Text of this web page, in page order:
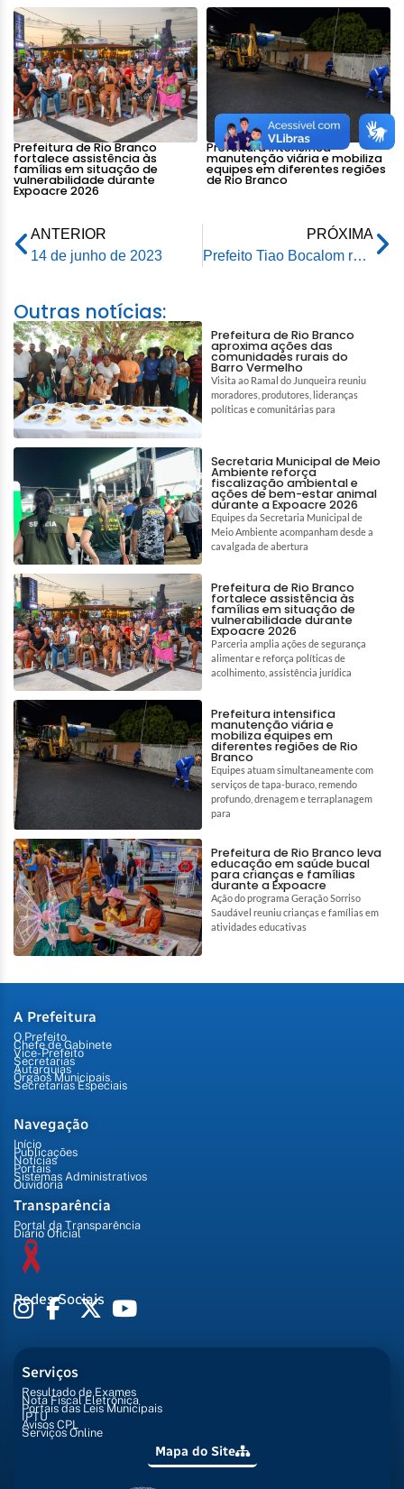
Prefeitura de Rio Branco
fortalece assistência às
famílias em situação de
vulnerabilidade durante
Expoacre 2026
Prefeitura intensifica
manutenção viária e mobiliza
equipes em diferentes regiões
de Rio Branco
ANTERIOR
14 de junho de 2023
PRÓXIMA
Prefeito Tiao Bocalom recebe integrantes do Conselho Municipal de Assistência Social
Outras notícias:
Prefeitura de Rio Branco
aproxima ações das
comunidades rurais do
Barro Vermelho
Visita ao Ramal do Junqueira reuniu
moradores, produtores, lideranças
políticas e comunitárias para
Secretaria Municipal de Meio
Ambiente reforça
fiscalização ambiental e
ações de bem-estar animal
durante a Expoacre 2026
Equipes da Secretaria Municipal de
Meio Ambiente acompanham desde a
cavalgada de abertura
Prefeitura de Rio Branco
fortalece assistência às
famílias em situação de
vulnerabilidade durante
Expoacre 2026
Parceria amplia ações de segurança
alimentar e reforça políticas de
acolhimento, assistência jurídica
Prefeitura intensifica
manutenção viária e
mobiliza equipes em
diferentes regiões de Rio
Branco
Equipes atuam simultaneamente com
serviços de tapa-buraco, remendo
profundo, drenagem e terraplanagem
para
Prefeitura de Rio Branco leva
educação em saúde bucal
para crianças e famílias
durante a Expoacre
Ação do programa Geração Sorriso
Saudável reuniu crianças e famílias em
atividades educativas
A Prefeitura
O Prefeito
Chefe de Gabinete
Vice-Prefeito
Secretarias
Autarquias
Órgãos Municipais
Secretarias Especiais
Navegação
Início
Publicações
Notícias
Portais
Sistemas Administrativos
Ouvidoria
Transparência
Portal da Transparência
Diário Oficial
Redes Sociais
Serviços
Resultado de Exames
Nota Fiscal Eletrônica
Portais das Leis Municipais
IPTU
Avisos CPL
Serviços Online
Mapa do Site